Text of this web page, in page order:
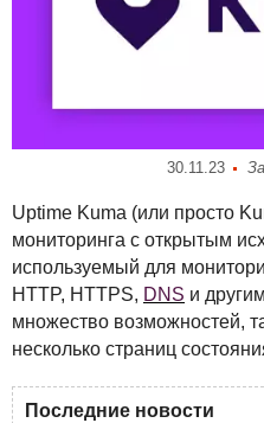
30.11.23
Uptime Kuma (или просто
мониторинга с открытым
используемый для
HTTP, HTTPS, DNS и
множество возможностей,
несколько страниц
Последние новости